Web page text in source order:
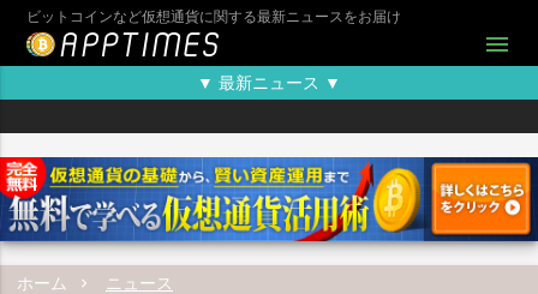
ビットコインなど仮想通貨に関する最新ニュースをお届け
menu
▼ 最新ニュース ▼
ホーム ニュース